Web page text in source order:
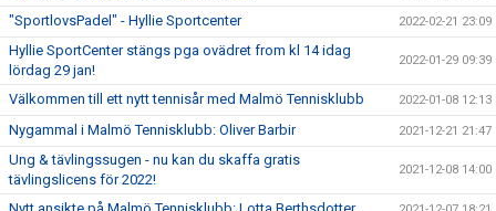
"SportlovsPadel" - Hyllie Sportcenter 2022-02-21 23:09
Hyllie SportCenter stängs pga ovädret from kl 14 idag
lördag 29 jan!
2022-01-29 09:39
Välkommen till ett nytt tennisår med Malmö Tennisklubb 2022-01-08 12:13
Nygammal i Malmö Tennisklubb: Oliver Barbir 2021-12-21 21:47
Ung & tävlingssugen - nu kan du skaffa gratis
tävlingslicens för 2022!
2021-12-08 14:00